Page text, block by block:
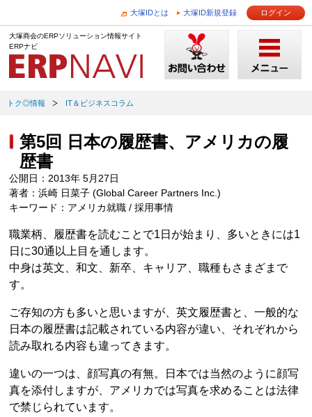
大塚IDとは 大塚ID新規登録 ログイン
大塚商会のERPソリューション情報サイト
ERPナビ
トク◎情報 IT＆ビジネスコラム
第5回 日本の履歴書、アメリカの履
歴書
公開日：2013年 5月27日
著者：浜崎 日菜子 (Global Career Partners Inc.)
キーワード：アメリカ就職 / 採用事情
職業柄、履歴書を読むことで1日が始まり、多いときには1
日に30通以上目を通します。
中身は英文、和文、新卒、キャリア、職種もさまざまで
す。
ご存知の方も多いと思いますが、英文履歴書と、一般的な
日本の履歴書は記載されている内容が違い、それぞれから
読み取れる内容も違ってきます。
違いの一つは、顔写真の有無。日本では当然のように顔写
真を添付しますが、アメリカでは写真を求めることは法律
で禁じられています。